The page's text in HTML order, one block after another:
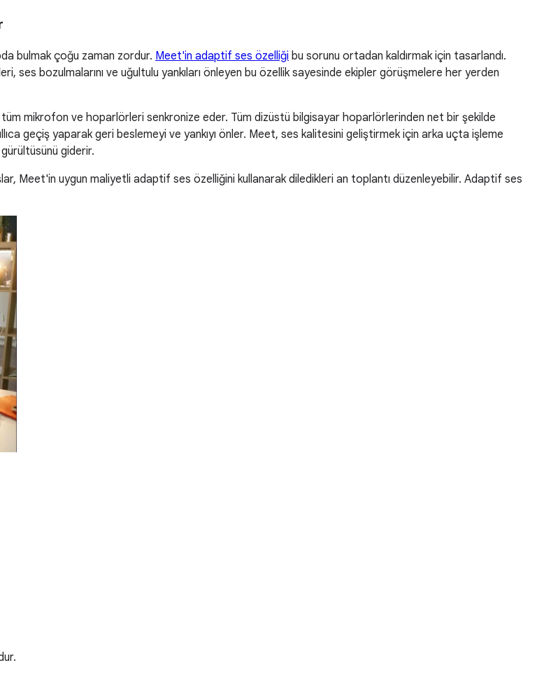
bulmak çoğu zaman zordur. Meet'in adaptif ses özelliği bu sorunu ortadan kaldırmak için tasarlandı.
ses bozulmalarını ve uğultulu yankıları önleyen bu özellik sayesinde ekipler görüşmelere her yerden
mikrofon ve hoparlörleri senkronize eder. Tüm dizüstü bilgisayar hoparlörlerinden net bir şekilde
geçiş yaparak geri beslemeyi ve yankıyı önler. Meet, ses kalitesini geliştirmek için arka uçta işleme
giderir.
Meet'in uygun maliyetli adaptif ses özelliğini kullanarak diledikleri an toplantı düzenleyebilir. Adaptif ses